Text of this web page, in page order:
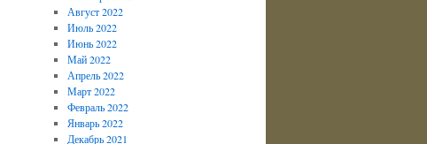
Август 2022
Июль 2022
Июнь 2022
Май 2022
Апрель 2022
Март 2022
Февраль 2022
Январь 2022
Декабрь 2021